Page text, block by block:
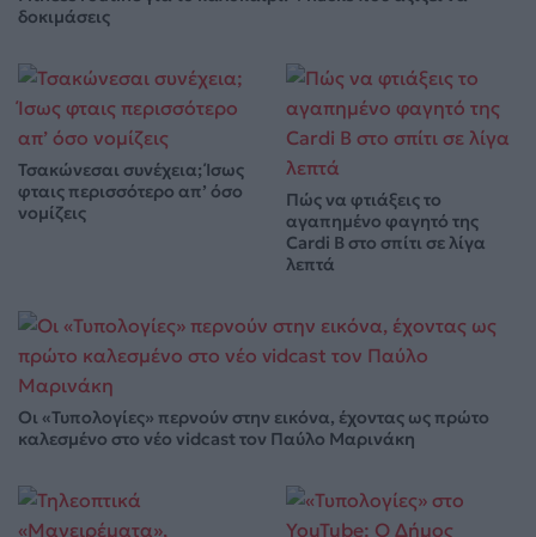
δοκιμάσεις
Τσακώνεσαι συνέχεια; Ίσως
φταις περισσότερο απ’ όσο
νομίζεις
Πώς να φτιάξεις το
αγαπημένο φαγητό της
Cardi B στο σπίτι σε λίγα
λεπτά
Οι «Τυπολογίες» περνούν στην εικόνα, έχοντας ως πρώτο
καλεσμένο στο νέο vidcast τον Παύλο Μαρινάκη